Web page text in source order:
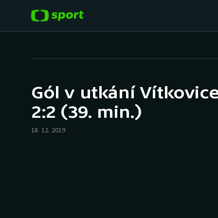
Hokej
Tenis
Baseball a softbal
Gól v utkání
2:2 (39. min.)
18. 12. 2019